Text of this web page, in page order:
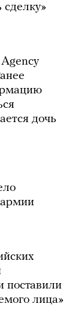
сделку»
дочь
армии
поставили
лица»